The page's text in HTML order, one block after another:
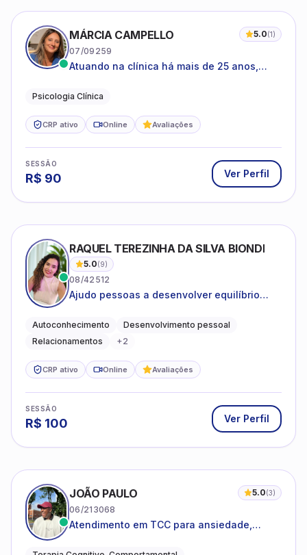
MÁRCIA CAMPELLO 5.0(1)
07/09259
Atuando na clínica há mais de 25 anos,
estruturas, com experiência em
Psicologia Clínica
CRP ativo Online Avaliações
SESSÃO
R$ 90 Ver Perfil
RAQUEL TEREZINHA DA SILVA BIONDI
5.0(9)
08/42512
Ajudo pessoas a desenvolver equilíbrio
Autoconhecimento
Desenvolvimento pessoal
Relacionamentos
+2
CRP ativo Online Avaliações
SESSÃO
R$ 100 Ver Perfil
JOÃO PAULO 5.0(3)
06/213068
Atendimento em TCC para ansiedade,
emocional